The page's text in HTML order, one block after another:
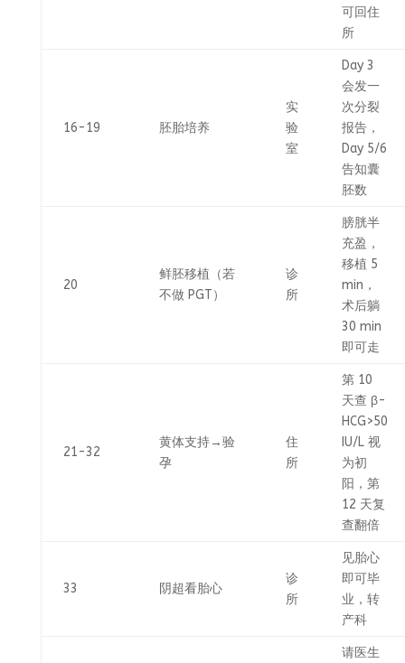
可回住
所
16-19 胚胎培养
实
验
室
Day 3
会发一
次分裂
报告，
Day 5/6
告知囊
胚数
20
鲜胚移植（若
不做 PGT）
诊
所
膀胱半
充盈，
移植 5
min，
术后躺
30 min
即可走
21-32
黄体支持→验
孕
住
所
第 10
天查 β-
HCG>50
IU/L 视
为初
阳，第
12 天复
查翻倍
33 阴超看胎心
诊
所
见胎心
即可毕
业，转
产科
请医生